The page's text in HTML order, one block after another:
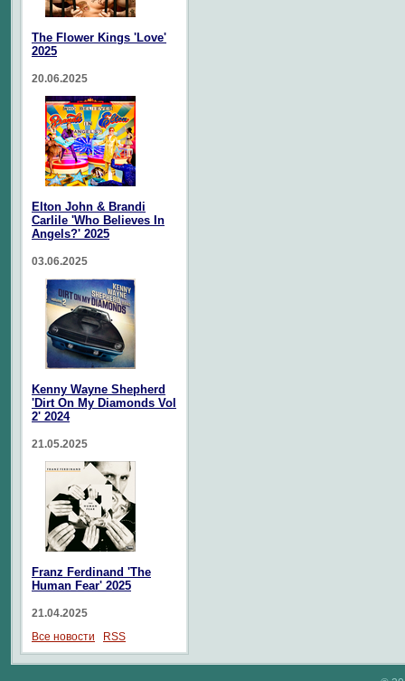
The Flower Kings 'Love'
2025
20.06.2025
Elton John & Brandi
Carlile 'Who Believes In
Angels?' 2025
03.06.2025
Kenny Wayne Shepherd
'Dirt On My Diamonds Vol
2' 2024
21.05.2025
Franz Ferdinand 'The
Human Fear' 2025
21.04.2025
Все новости
RSS